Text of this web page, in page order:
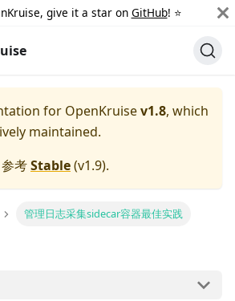
give it a star on GitHub! ⭐️
for OpenKruisev1.8, which
maintained.
考Stable(v1.9).
管理日志采集sidecar容器最佳实践